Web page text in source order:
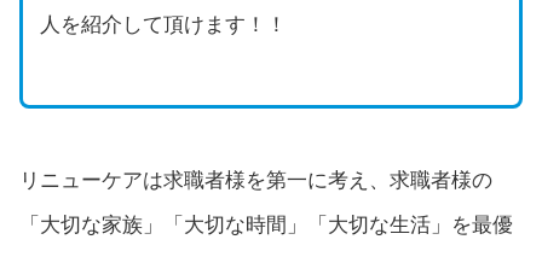
人を紹介して頂けます！！
リニューケアは求職者様を第一に考え、求職者様の
「大切な家族」「大切な時間」「大切な生活」を最優